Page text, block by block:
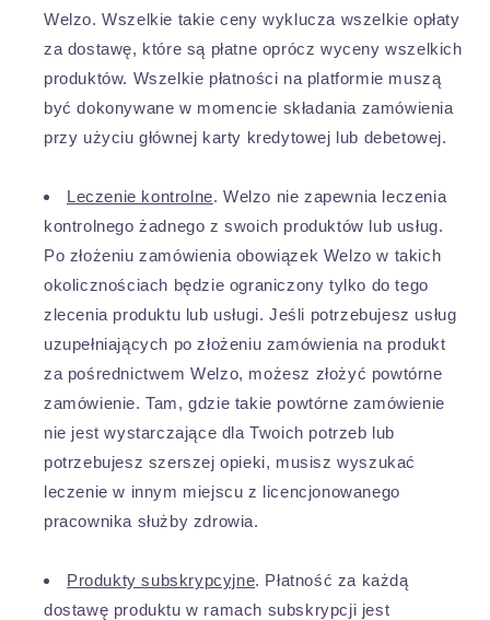
Welzo. Wszelkie takie ceny wyklucza wszelkie opłaty
za dostawę, które są płatne oprócz wyceny wszelkich
produktów. Wszelkie płatności na platformie muszą
być dokonywane w momencie składania zamówienia
przy użyciu głównej karty kredytowej lub debetowej.
Leczenie kontrolne. Welzo nie zapewnia leczenia
kontrolnego żadnego z swoich produktów lub usług.
Po złożeniu zamówienia obowiązek Welzo w takich
okolicznościach będzie ograniczony tylko do tego
zlecenia produktu lub usługi. Jeśli potrzebujesz usług
uzupełniających po złożeniu zamówienia na produkt
za pośrednictwem Welzo, możesz złożyć powtórne
zamówienie. Tam, gdzie takie powtórne zamówienie
nie jest wystarczające dla Twoich potrzeb lub
potrzebujesz szerszej opieki, musisz wyszukać
leczenie w innym miejscu z licencjonowanego
pracownika służby zdrowia.
Produkty subskrypcyjne. Płatność za każdą
dostawę produktu w ramach subskrypcji jest